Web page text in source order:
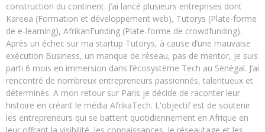
construction du continent. J’ai lancé plusieurs entreprises dont
Kareea (Formation et développement web), Tutorys (Plate-forme
de e-learning), AfrikanFunding (Plate-forme de crowdfunding).
Après un échec sur ma startup Tutorys, à cause d’une mauvaise
exécution Business, un manque de réseau, pas de mentor, je suis
parti 6 mois en immersion dans l’écosystème Tech au Sénégal. J’ai
rencontré de nombreux entrepreneurs passionnés, talentueux et
déterminés. A mon retour sur Paris je décide de raconter leur
histoire en créant le média AfrikaTech. L'objectif est de soutenir
les entrepreneurs qui se battent quotidiennement en Afrique en